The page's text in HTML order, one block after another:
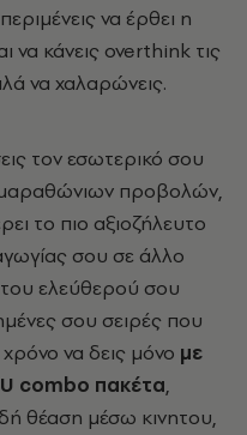
να έρθει η
να κάνεις overthink τις
να χαλαρώνεις.
τον εσωτερικό σου
μαραθώνιων προβολών,
το πιο αξιοζήλευτο
σου σε άλλο
ελεύθερού σου
σου σειρές που
να δεις μόνο με
combo πακέτα,
θέαση μέσω κινητου,